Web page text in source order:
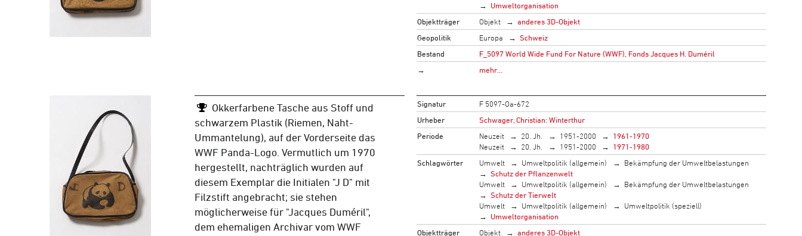
Umweltorganisation
Objektträger
Objekt
anderes 3D-Objekt
Geopolitik
Europa
Schweiz
Bestand
F_5097 World Wide Fund For Nature (WWF), Fonds Jacques H. Duméril
→
mehr…
Okkerfarbene Tasche aus Stoff und
schwarzem Plastik (Riemen, Naht-
Ummantelung), auf der Vorderseite das
WWF Panda-Logo. Vermutlich um 1970
hergestellt, nachträglich wurden auf
diesem Exemplar die Initialen "J D" mit
Filzstift angebracht; sie stehen
möglicherweise für "Jacques Duméril",
dem ehemaligen Archivar vom WWF
Signatur
F 5097-Oa-672
Urheber
Schwager, Christian: Winterthur
Periode
Neuzeit 20. Jh. 1951-2000
1961-1970
Neuzeit
20. Jh. 1951-2000
1971-1980
Schlagwörter
Umwelt Umweltpolitik (allgemein)
Bekämpfung der Umweltbelastungen
Schutz der Pflanzenwelt
Umwelt
Umweltpolitik (allgemein)
Bekämpfung der Umweltbelastungen
Schutz der Tierwelt
Umwelt
Umweltpolitik (allgemein)
Umweltpolitik (speziell)
Umweltorganisation
Objektträger
Objekt
anderes 3D-Objekt